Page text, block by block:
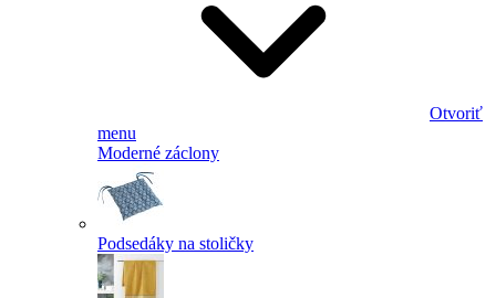
Otvoriť
menu
Moderné záclony
Podsedáky na stoličky